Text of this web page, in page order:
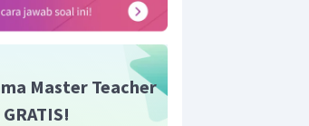
Master Teacher